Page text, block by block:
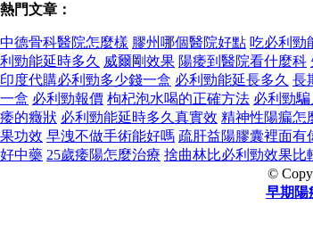
熱門文章：
中德骨科醫院怎麼樣 膠州哪個醫院好點 吃必利勁
利勁能延時多久 威爾剛效果 陽痿到醫院看什麼科
印度代購必利勁多少錢一盒 必利勁能延長多久 長
一盒 必利勁報價 枸杞泡水喝的正確方法 必利勁騙
痿的癥狀 必利勁能延時多久真實效 精神性陽瘺怎
果功效 早洩不做手術能好嗎 疏肝益陽膠囊裡面有
好中藥 25歲痿陽怎麼治療 捨曲林比必利勁效果比
©
早期陽